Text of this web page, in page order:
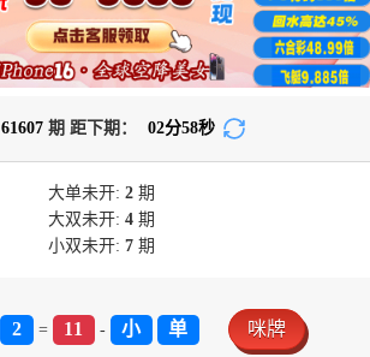
61607期 距下期： 02分58秒
大单未开: 2期
大双未开: 4期
小双未开: 7期
2 = 11 - 小 单 咪牌